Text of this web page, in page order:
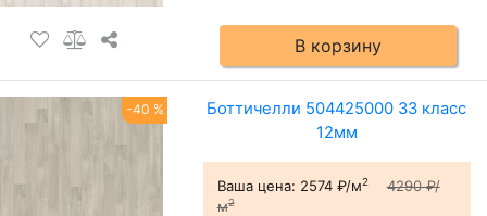
В корзину
-40 %
Боттичелли 504425000 33 класс
12мм
Ваша цена: 2574 ₽/м2
4290 ₽/
м2